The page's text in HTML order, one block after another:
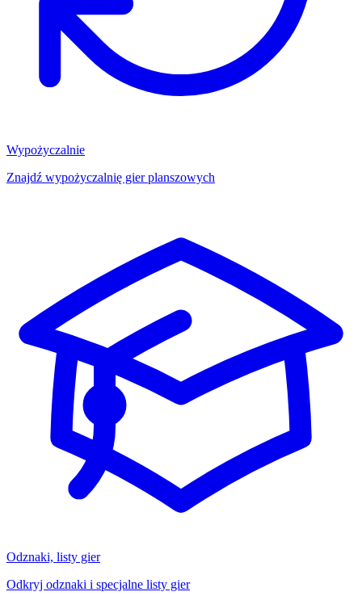
Wypożyczalnie
Znajdź wypożyczalnię gier planszowych
Odznaki, listy gier
Odkryj odznaki i specjalne listy gier